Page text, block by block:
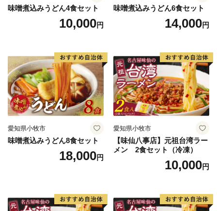
味噌煮込みうどん4食セット
10,000円
味噌煮込みうどん6食セット
14,000円
愛知県小牧市
味噌煮込みうどん8食セット
18,000円
愛知県小牧市
【味仙八事店】元祖台湾ラー
メン 2食セット（冷凍）
10,000円